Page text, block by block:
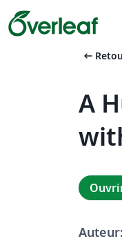
arrow_left_alt
A
Auteur: